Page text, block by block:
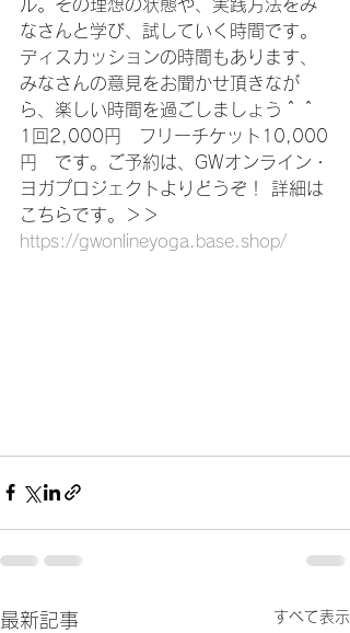
ル。その理想の状態や、実践方法をみ
なさんと学び、試していく時間です。
ディスカッションの時間もあります、
みなさんの意見をお聞かせ頂きなが
ら、楽しい時間を過ごしましょう＾＾
1回2,000円　フリーチケット10,000
円　です。ご予約は、GWオンライン・
ヨガプロジェクトよりどうぞ！ 詳細は
こちらです。＞＞
https://gwonlineyoga.base.shop/
最新記事 すべて表示